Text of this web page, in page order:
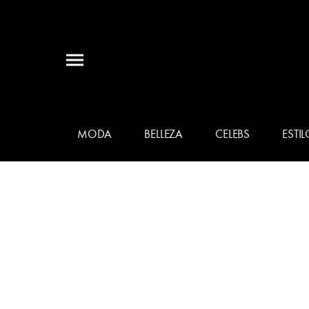
MODA BELLEZA CELEBS